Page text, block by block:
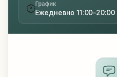
🕐График
Ежедневно 11:00–20:00